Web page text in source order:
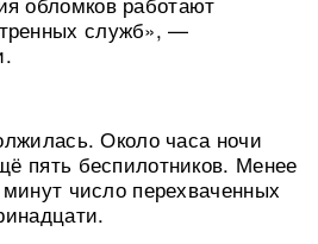
служб», —
Около часа ночи
пять беспилотников. Менее
число перехваченных